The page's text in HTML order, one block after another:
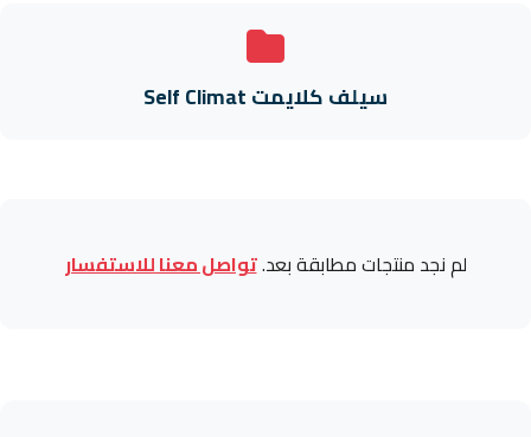
سيلف كلايمت Self Climat
لم نجد منتجات مطابقة بعد.تواصل معنا للاستفسار